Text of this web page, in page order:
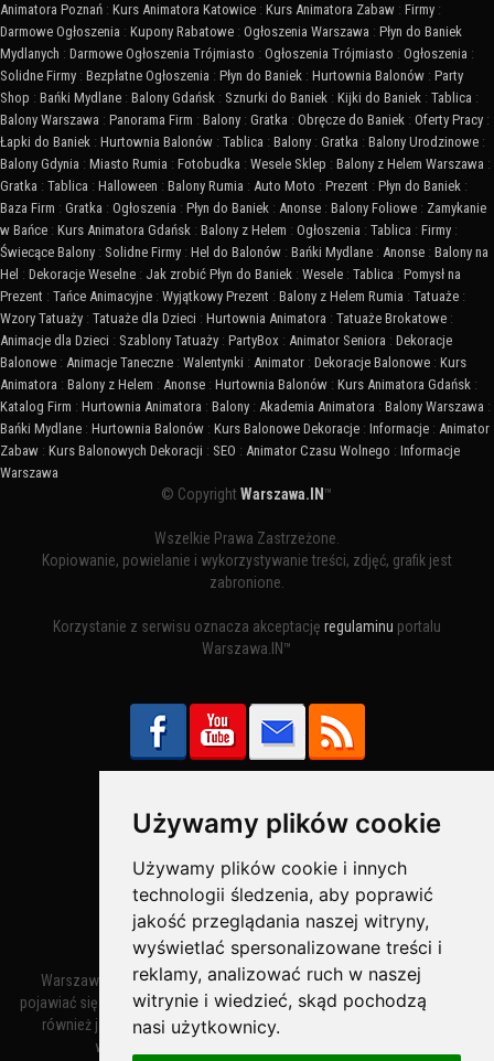
Używamy plików cookie
Używamy plików cookie i innych
technologii śledzenia, aby poprawić
jakość przeglądania naszej witryny,
wyświetlać spersonalizowane treści i
reklamy, analizować ruch w naszej
witrynie i wiedzieć, skąd pochodzą
nasi użytkownicy.
Animatora Poznań : Kurs Animatora Katowice : Kurs Animatora Zabaw : Firmy :
Darmowe Ogłoszenia : Kupony Rabatowe : Ogłoszenia Warszawa : Płyn do Baniek
Mydlanych : Darmowe Ogłoszenia Trójmiasto : Ogłoszenia Trójmiasto : Ogłoszenia :
Solidne Firmy : Bezpłatne Ogłoszenia : Płyn do Baniek : Hurtownia Balonów : Party
Shop : Bańki Mydlane : Balony Gdańsk : Sznurki do Baniek : Kijki do Baniek : Tablica :
Balony Warszawa : Panorama Firm : Balony : Gratka : Obręcze do Baniek : Oferty Pracy :
Łapki do Baniek : Hurtownia Balonów : Tablica : Balony : Gratka : Balony Urodzinowe :
Balony Gdynia : Miasto Rumia : Fotobudka : Wesele Sklep : Balony z Helem Warszawa :
Gratka : Tablica : Halloween : Balony Rumia : Auto Moto : Prezent : Płyn do Baniek :
Baza Firm : Gratka : Ogłoszenia : Płyn do Baniek : Anonse : Balony Foliowe : Zamykanie
w Bańce : Kurs Animatora Gdańsk : Balony z Helem : Ogłoszenia : Tablica : Firmy :
Świecące Balony : Solidne Firmy : Hel do Balonów : Bańki Mydlane : Anonse : Balony na
Hel : Dekoracje Weselne : Jak zrobić Płyn do Baniek : Wesele : Tablica : Pomysł na
Prezent : Tańce Animacyjne : Wyjątkowy Prezent : Balony z Helem Rumia : Tatuaże :
Wzory Tatuaży : Tatuaże dla Dzieci : Hurtownia Animatora : Tatuaże Brokatowe :
Animacje dla Dzieci : Szablony Tatuaży : PartyBox : Animator Seniora : Dekoracje
Balonowe : Animacje Taneczne : Walentynki : Animator : Dekoracje Balonowe : Kurs
Animatora : Balony z Helem : Anonse : Hurtownia Balonów : Kurs Animatora Gdańsk :
Katalog Firm : Hurtownia Animatora : Balony : Akademia Animatora : Balony Warszawa :
Bańki Mydlane : Hurtownia Balonów : Kurs Balonowe Dekoracje : Informacje : Animator
Zabaw : Kurs Balonowych Dekoracji : SEO : Animator Czasu Wolnego : Informacje
Warszawa
© CopyrightWarszawa.IN ™
Wszelkie Prawa Zastrzeżone.
Kopiowanie, powielanie i wykorzystywanie treści, zdjęć, grafik jest
zabronione.
Korzystanie z serwisu oznacza akceptację regulaminu portalu
Warszawa.IN™
Bezpieczne Płatności obsługuje:
Warszawa – miasto stołeczne Warszawa. Nazwa miasta zaczęła
pojawiać się w dokumentach w XIV wieku jako Warszewa, a od XV wieku
również jako Warszowa. Zmiana nazwy na Warszawa w XV wieku
wynikała z mazowieckiej wymowy dialektycznej.